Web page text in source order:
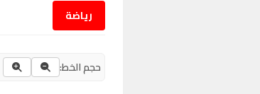
رياضة
حجم الخط: